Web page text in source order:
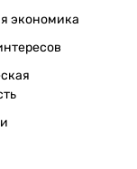
экономика